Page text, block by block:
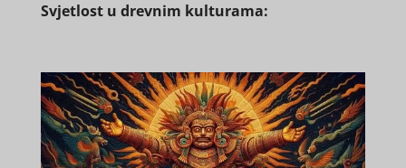
Svjetlost u drevnim kulturama: